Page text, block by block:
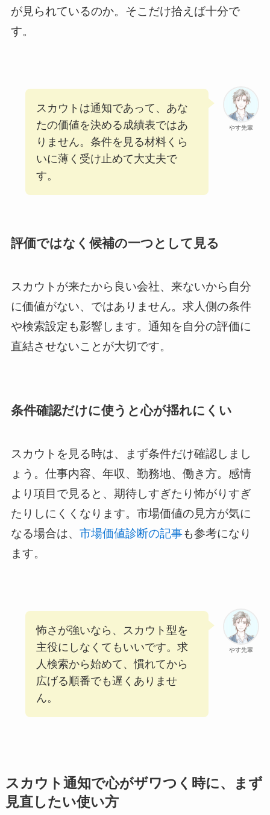
が見られているのか。そこだけ拾えば十分で
す。
やす先輩
スカウトは通知であって、あな
たの価値を決める成績表ではあ
りません。条件を見る材料くら
いに薄く受け止めて大丈夫で
す。
評価ではなく候補の一つとして見る
スカウトが来たから良い会社、来ないから自分
に価値がない、ではありません。求人側の条件
や検索設定も影響します。通知を自分の評価に
直結させないことが大切です。
条件確認だけに使うと心が揺れにくい
スカウトを見る時は、まず条件だけ確認しまし
ょう。仕事内容、年収、勤務地、働き方。感情
より項目で見ると、期待しすぎたり怖がりすぎ
たりしにくくなります。市場価値の見方が気に
なる場合は、 市場価値診断の記事も参考になり
ます。
やす先輩
怖さが強いなら、スカウト型を
主役にしなくてもいいです。求
人検索から始めて、慣れてから
広げる順番でも遅くありませ
ん。
スカウト通知で心がザワつく時に、まず
見直したい使い方